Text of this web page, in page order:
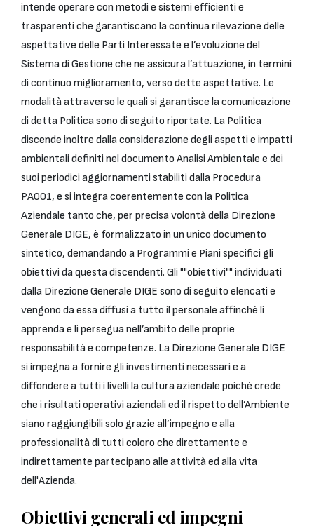
intende operare con metodi e sistemi efficienti e
trasparenti che garantiscano la continua rilevazione delle
aspettative delle Parti Interessate e l’evoluzione del
Sistema di Gestione che ne assicura l’attuazione, in termini
di continuo miglioramento, verso dette aspettative. Le
modalità attraverso le quali si garantisce la comunicazione
di detta Politica sono di seguito riportate. La Politica
discende inoltre dalla considerazione degli aspetti e impatti
ambientali definiti nel documento Analisi Ambientale e dei
suoi periodici aggiornamenti stabiliti dalla Procedura
PA001, e si integra coerentemente con la Politica
Aziendale tanto che, per precisa volontà della Direzione
Generale DIGE, è formalizzato in un unico documento
sintetico, demandando a Programmi e Piani specifici gli
obiettivi da questa discendenti. Gli ""obiettivi"" individuati
dalla Direzione Generale DIGE sono di seguito elencati e
vengono da essa diffusi a tutto il personale affinché li
apprenda e li persegua nell’ambito delle proprie
responsabilità e competenze. La Direzione Generale DIGE
si impegna a fornire gli investimenti necessari e a
diffondere a tutti i livelli la cultura aziendale poiché crede
che i risultati operativi aziendali ed il rispetto dell’Ambiente
siano raggiungibili solo grazie all’impegno e alla
professionalità di tutti coloro che direttamente e
indirettamente partecipano alle attività ed alla vita
dell'Azienda.
Obiettivi generali ed impegni